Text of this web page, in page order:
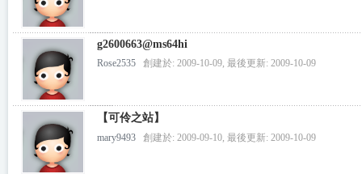
g2600663@ms64hi
Rose2535 創建於: 2009-10-09, 最後更新: 2009-10-09
【可伶之站】
mary9493 創建於: 2009-09-10, 最後更新: 2009-10-09